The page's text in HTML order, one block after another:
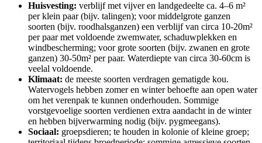
Huisvesting: verblijf met vijver en landgedeelte ca. 4–6 m²
per klein paar (bijv. talingen); voor middelgrote ganzen
soorten (bijv. roodhalsganzen) een verblijf van circa 10-20m²
per paar met voldoende zwemwater, schaduwplekken en
windbescherming; voor grote soorten (bijv. zwanen en grote
ganzen) 30-50m² per paar. Waterdiepte van circa 30-60cm is
veelal voldoende.
Klimaat: de meeste soorten verdragen gematigde kou.
Watervogels hebben zomer en winter behoefte aan open water
om het verenpak te kunnen onderhouden. Sommige
vorstgevoelige soorten verdienen extra aandacht in de winter
en hebben bijverwarming nodig (bijv. pygmeegans).
Sociaal: groepsdieren; te houden in kolonie of kleine groep;